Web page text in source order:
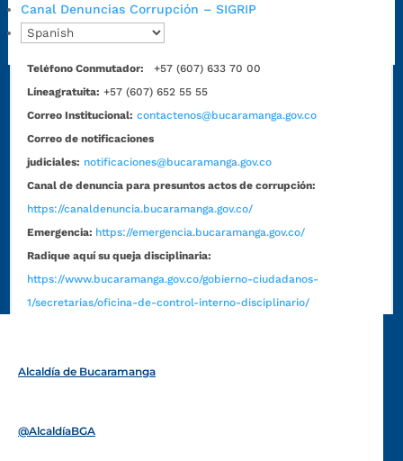
Canal Denuncias Corrupción – SIGRIP
Horario habitual de lunes a viernes en
a.m. a 3:00 p.m.
Teléfono Conmutador:
+57 (607) 633 70 00
Líneagratuita: +57 (607) 652 55 55
Correo Institucional: contactenos@bucaramanga.gov.co
Correo de notificaciones
judiciales: notificaciones@bucaramanga.gov.co
Canal de denuncia para presuntos actos de corrupción:
https://canaldenuncia.bucaramanga.gov.co/
Emergencia: https://emergencia.bucaramanga.gov.co/
Radique aquí su queja disciplinaria:
https://www.bucaramanga.gov.co/gobierno-ciudadanos-
1/secretarias/oficina-de-control-interno-disciplinario/
Alcaldía de Bucaramanga
@AlcaldíaBGA